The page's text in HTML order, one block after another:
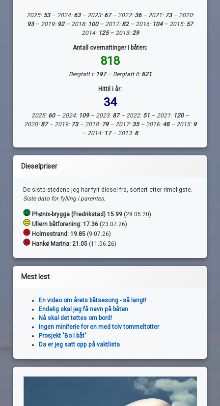
2025: 53– 2024:63– 2023: 67– 2022: 36– 2021: 73– 2020:
93– 2019: 92– 2018: 100 – 2017: 82– 2016: 104– 2015: 57
2014: 125– 2013:29
Antall overnattinger i båten:
818
Bergtatt I: 197– Bergtatt II: 621
Hittil i år:
34
2025: 60– 2024: 109– 2023: 87– 2022: 51– 2021: 120–
2020: 87– 2019: 73– 2018: 79– 2017: 35 –2016:48– 2015: 9
– 2014: 17– 2013: 8
Dieselpriser
De siste stedene jeg har fylt diesel fra, sortert etter rimeligste.
Siste dato for fylling i parentes.
Phønix-brygga (Fredrikstad) 15.99 (28.05.20)
Ullern båtforening: 17.36 (23.07.26)
Holmestrand: 19.85 (9.07.26)
Hankø Marina: 21.05 (11.06.26)
Mest lest
En video om årets båtsesong - så langt!
Endelig skal jeg få navn på båten
Nå skal det tettes om bord!
Ingen miniferie for en med tolv tommeltotter
Prosjekt "Bo i båt"
Da er jeg satt opp på vaktlista